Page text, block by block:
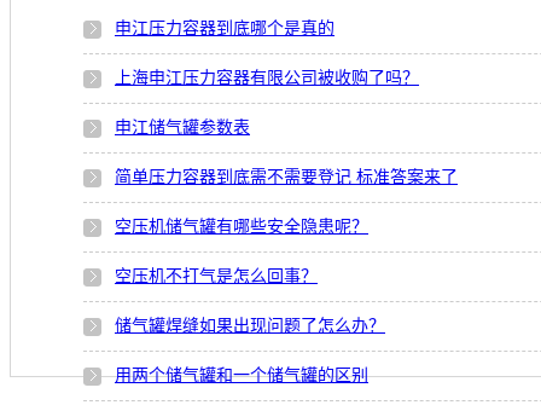
申江压力容器到底哪个是真的
上海申江压力容器有限公司被收购了吗？
申江储气罐参数表
简单压力容器到底需不需要登记 标准答案来了
空压机储气罐有哪些安全隐患呢？
空压机不打气是怎么回事？
储气罐焊缝如果出现问题了怎么办？
用两个储气罐和一个储气罐的区别